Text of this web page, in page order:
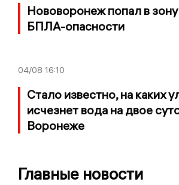
Нововоронеж попал в
БПЛА-опасности
04/08 16:10
Стало известно, на каких
исчезнет вода на двое
Воронеже
Главные новости